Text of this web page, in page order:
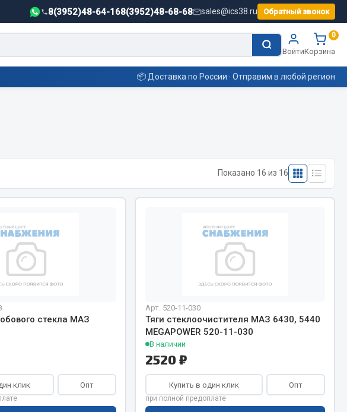
8(3952)48-64-168(3952)48-68-68 sales@ics38.ru Обратный звонок
Войти
0
Корзина
кабины
Показать ещё
Масла
Охладжающие жидкости
Весь раздел
инструмент
Цепи подъёмные
Весь раздел
📦 Доставка по России · Отправим в любой регион
Показано 16 из 16
стекла МАЗ
клик Опт
Арт. 520-11-030
Тяги стеклоочистителя МАЗ 6430, 5440
MEGAPOWER 520-11-030
В наличии
2520 ₽
Купить в один клик Опт
при полной предоплате